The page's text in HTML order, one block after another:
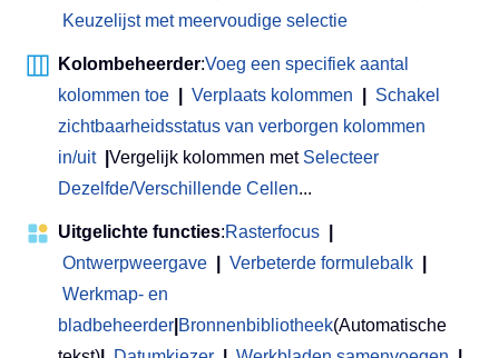
Keuzelijst met meervoudige selectie
Kolombeheerder:Voeg een specifiek aantal
kolommen toe
Verplaats kolommen
Schakel
zichtbaarheidsstatus van verborgen kolommen
in/uit
Vergelijk kolommen met Selecteer
Dezelfde/Verschillende Cellen...
Uitgelichte functies:Rasterfocus
Ontwerpweergave
Verbeterde formulebalk
Werkmap- en
bladbeheerder Bronnenbibliotheek(Automatische